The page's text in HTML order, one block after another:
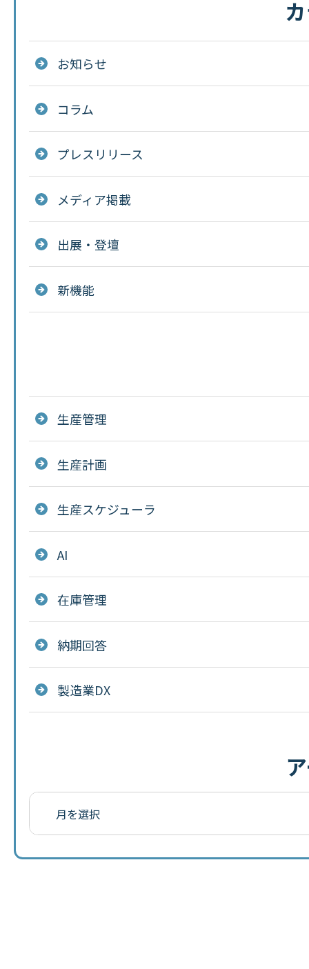
お知らせ
コラム
プレスリリース
メディア掲載
出展・登壇
新機能
生産管理
生産計画
生産スケジューラ
AI
在庫管理
納期回答
製造業DX